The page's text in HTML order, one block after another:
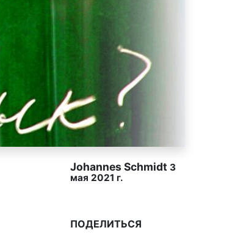
Johannes Schmidt 3
мая 2021 г.
ПОДЕЛИТЬСЯ